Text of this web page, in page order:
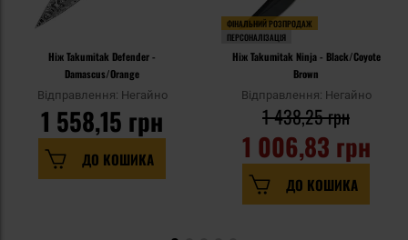
Ніж Takumitak Defender -
Damascus/Orange
Відправлення: Негайно
1 558,15 грн
ДО КОШИКА
ФІНАЛЬНИЙ РОЗПРОДАЖ
ПЕРСОНАЛІЗАЦІЯ
Ніж Takumitak Ninja - Black/Coyote
Brown
Відправлення: Негайно
1 006,83 грн
1 438,25 грн
ДО КОШИКА